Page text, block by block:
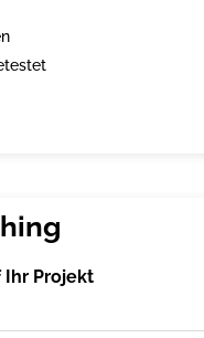
Ihr Projekt